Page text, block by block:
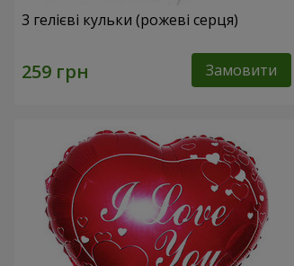
3 гелієві кульки (рожеві серця)
Замовити